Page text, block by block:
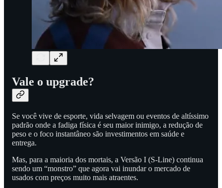
Vale o upgrade?
Se você vive de esporte, vida selvagem ou eventos de altíssimo
padrão onde a fadiga física é seu maior inimigo, a redução de
peso e o foco instantâneo são investimentos em saúde e
entrega.
Mas, para a maioria dos mortais, a Versão I (S-Line) continua
sendo um “monstro” que agora vai inundar o mercado de
usados com preços muito mais atraentes.